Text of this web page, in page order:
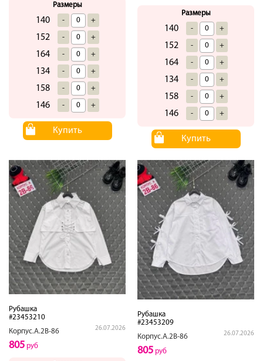
Размеры
140 - +
152 - +
164 - +
134 - +
158 - +
146 - +
Купить
Размеры
140 - +
152 - +
164 - +
134 - +
158 - +
146 - +
Купить
Рубашка
#23453210
Корпус.А.2В-86
26.07.2026
805 руб
Рубашка
#23453209
Корпус.А.2В-86
26.07.2026
805 руб